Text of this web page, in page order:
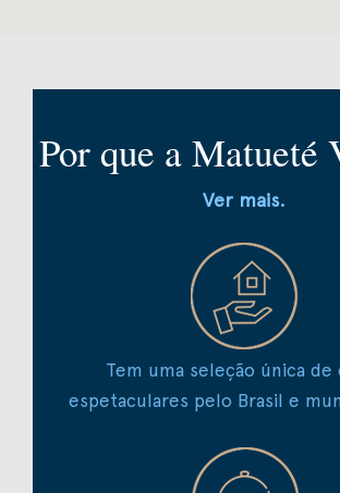
Por que a Matueté
Ver mais.
Tem uma seleção única de
espetaculares pelo Brasil e